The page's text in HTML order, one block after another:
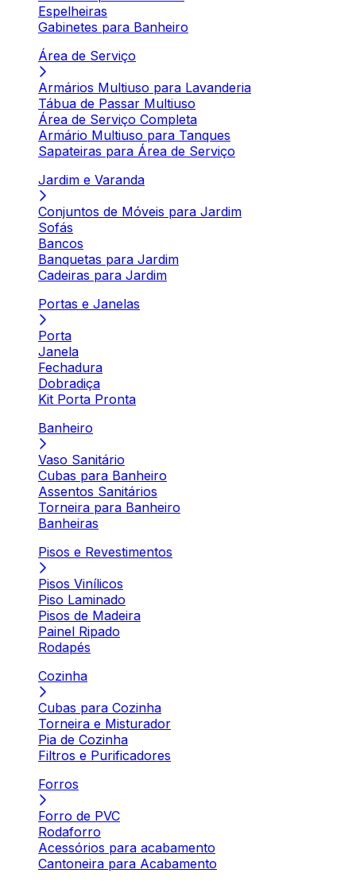
Espelheiras
Gabinetes para Banheiro
Área de Serviço
Armários Multiuso para Lavanderia
Tábua de Passar Multiuso
Área de Serviço Completa
Armário Multiuso para Tanques
Sapateiras para Área de Serviço
Jardim e Varanda
Conjuntos de Móveis para Jardim
Sofás
Bancos
Banquetas para Jardim
Cadeiras para Jardim
Portas e Janelas
Porta
Janela
Fechadura
Dobradiça
Kit Porta Pronta
Banheiro
Vaso Sanitário
Cubas para Banheiro
Assentos Sanitários
Torneira para Banheiro
Banheiras
Pisos e Revestimentos
Pisos Vinílicos
Piso Laminado
Pisos de Madeira
Painel Ripado
Rodapés
Cozinha
Cubas para Cozinha
Torneira e Misturador
Pia de Cozinha
Filtros e Purificadores
Forros
Forro de PVC
Rodaforro
Acessórios para acabamento
Cantoneira para Acabamento